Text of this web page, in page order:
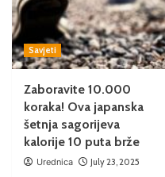
Savjeti
Zaboravite 10.000
koraka! Ova japanska
šetnja sagorijeva
kalorije 10 puta brže
Urednica July 23, 2025